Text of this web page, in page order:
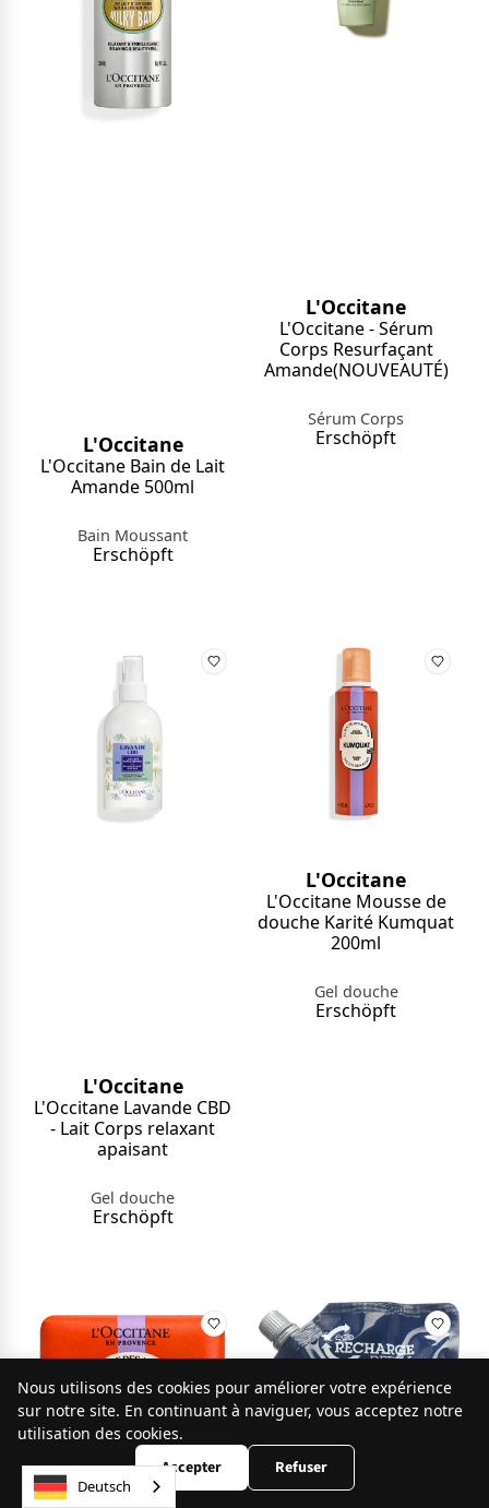
L'Occitane
L'Occitane Bain de Lait
Amande 500ml
Bain Moussant
Erschöpft
L'Occitane
L'Occitane - Sérum
Corps Resurfaçant
Amande(NOUVEAUTÉ)
Sérum Corps
Erschöpft
L'Occitane
L'Occitane Lavande CBD
- Lait Corps relaxant
apaisant
Gel douche
Erschöpft
L'Occitane
L'Occitane Mousse de
douche Karité Kumquat
200ml
Gel douche
Erschöpft
Nous utilisons des cookies pour améliorer votre expérience
sur notre site. En continuant à naviguer, vous acceptez notre
utilisation des cookies.
Accepter Refuser
Deutsch
9.8 /10
253 avis